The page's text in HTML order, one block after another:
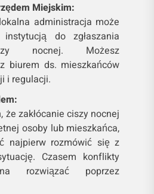
Miejskim:
administracja może
do zgłaszania
nocnej. Możesz
biurem ds. mieszkańców
i regulacji.
zakłócanie ciszy nocnej
osoby lub mieszkańca,
najpierw rozmówić się z
Czasem konflikty
rozwiązać poprzez